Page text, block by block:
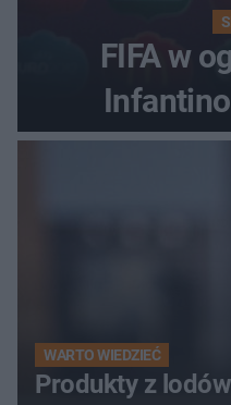
FIFA w
WARTO WIEDZIEĆ
Produkty z